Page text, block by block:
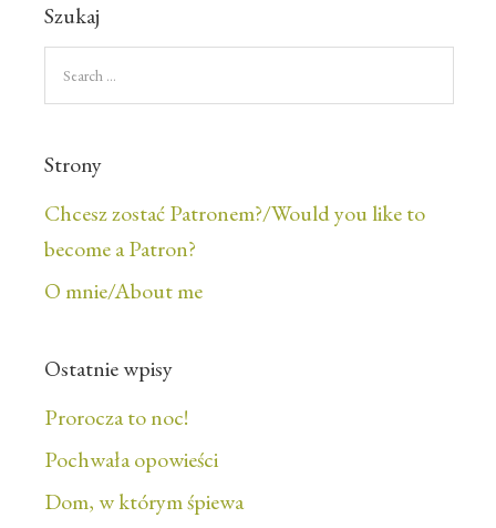
Szukaj
Strony
Chcesz zostać Patronem?/Would you like to
become a Patron?
O mnie/About me
Ostatnie wpisy
Prorocza to noc!
Pochwała opowieści
Dom, w którym śpiewa